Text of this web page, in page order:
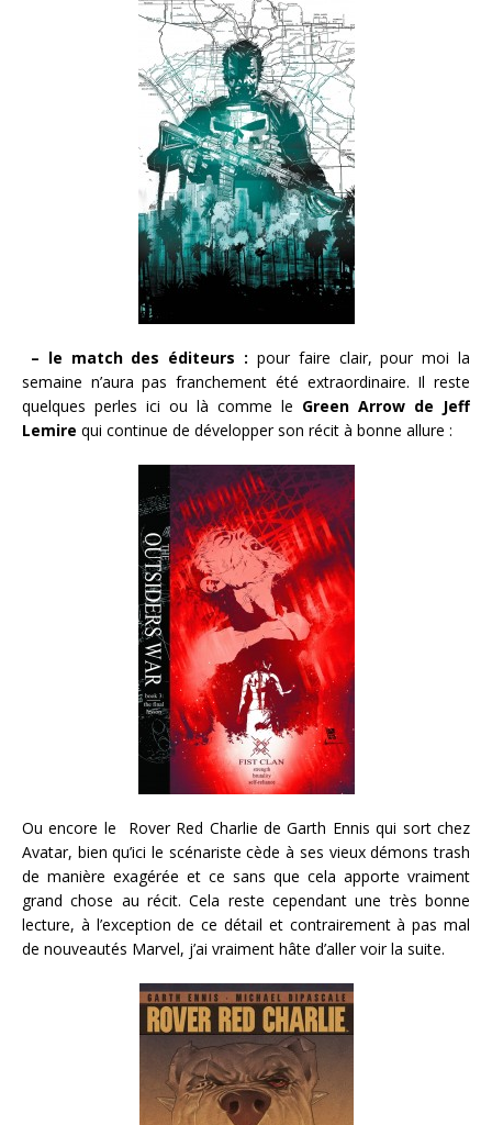
– le match des éditeurs : pour faire clair, pour moi la
semaine n’aura pas franchement été extraordinaire. Il reste
quelques perles ici ou là comme le Green Arrow de Jeff
Lemire qui continue de développer son récit à bonne allure :
Ou encore le Rover Red Charlie de Garth Ennis qui sort chez
Avatar, bien qu’ici le scénariste cède à ses vieux démons trash
de manière exagérée et ce sans que cela apporte vraiment
grand chose au récit. Cela reste cependant une très bonne
lecture, à l’exception de ce détail et contrairement à pas mal
de nouveautés Marvel, j’ai vraiment hâte d’aller voir la suite.